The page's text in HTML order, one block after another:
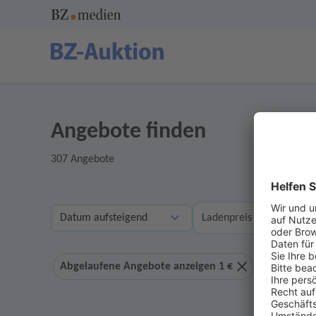
Angebote finden
307 Angebote
Ladenpreis
Abgelaufene Angebote anzeigen 1 € Ohne